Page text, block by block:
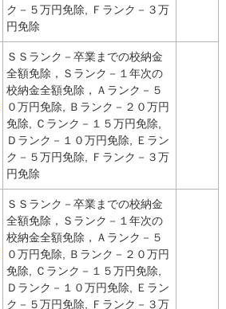
ク－５万円免除, Ｆランク－３万
円免除
ＳＳランク－卒業までの校納金
全額免除，Ｓランク－１年次の
校納金全額免除，Ａランク－５
０万円免除, Ｂランク－２０万円
免除, Ｃランク－１５万円免除,
Ｄランク－１０万円免除, Ｅラン
ク－５万円免除, Ｆランク－３万
円免除
ＳＳランク－卒業までの校納金
全額免除，Ｓランク－１年次の
校納金全額免除，Ａランク－５
０万円免除, Ｂランク－２０万円
免除, Ｃランク－１５万円免除,
Ｄランク－１０万円免除, Ｅラン
ク－５万円免除, Ｆランク－３万